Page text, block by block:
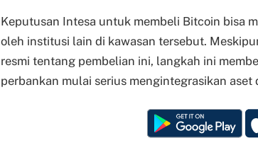
Keputusan Intesa untuk membeli Bitcoin bisa
oleh institusi lain di kawasan tersebut.
resmi tentang pembelian ini, langkah ini
perbankan mulai serius mengintegrasikan